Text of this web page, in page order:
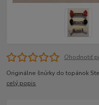
Ohodnotiť
Originálne šnúrky do topánok
celý popis